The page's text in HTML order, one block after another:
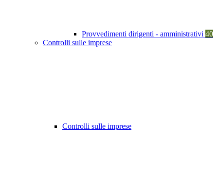
Provvedimenti dirigenti - amministrativi 40
Controlli sulle imprese
Controlli sulle imprese